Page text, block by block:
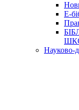
E-
Науково-